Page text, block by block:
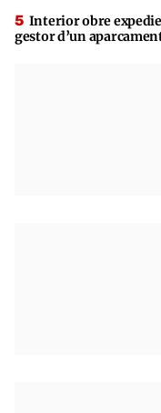
Interior obre
gestor d’un